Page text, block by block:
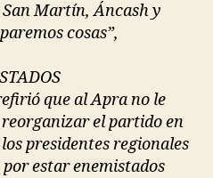
Martín, Áncash y
cosas”,
que al Apra no le
el partido en
presidentes regionales
estar enemistados